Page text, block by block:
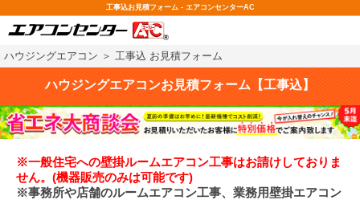
工事込お見積フォーム - エアコンセンターAC
ハウジングエアコン ＞ 工事込 お見積フォーム
ハウジングエアコンお見積フォーム【工事込】
※一般住宅への壁掛ルームエアコン工事はお請けしておりま
せん。(機器販売のみは可能です)
※事務所や店舗のルームエアコン工事、業務用壁掛エアコン